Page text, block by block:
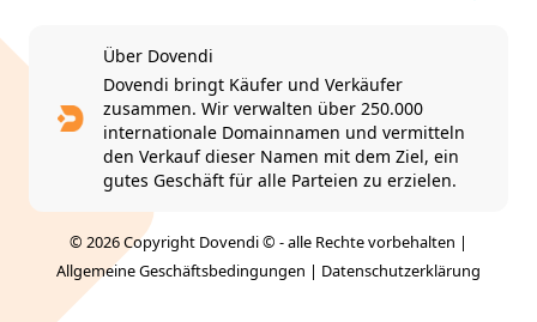
Über Dovendi
Dovendi bringt Käufer und Verkäufer
zusammen. Wir verwalten über 250.000
internationale Domainnamen und vermitteln
den Verkauf dieser Namen mit dem Ziel, ein
gutes Geschäft für alle Parteien zu erzielen.
© 2026 Copyright Dovendi © - alle Rechte vorbehalten |
Allgemeine Geschäftsbedingungen | Datenschutzerklärung